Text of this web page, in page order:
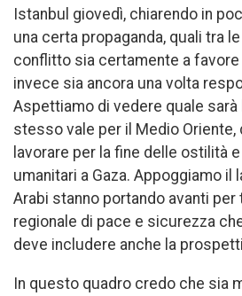
Istanbul giovedì, chiarendo in
una certa propaganda, quali tra
conflitto sia certamente a favore
invece sia ancora una volta
Aspettiamo di vedere quale
stesso vale per il Medio Oriente,
lavorare per la fine delle ostilità
umanitari a Gaza. Appoggiamo il
Arabi stanno portando avanti
regionale di pace e sicurezza
deve includere anche la
In questo quadro credo che sia